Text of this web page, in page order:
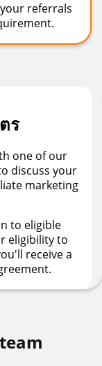
referrals
ร
one of our
discuss your
marketing
to eligible
eligibility to
receive a